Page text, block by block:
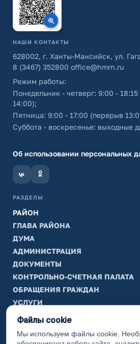
НАШИ КОНТАКТЫ
628002, г. Ханты-Мансийск, ул.
8 (3467) 352800 office@hmrn.ru
Режим работы:
Понедельник - четверг: 9:00 -
14:00);
Пятница: 9:00 - 17:00 (перерыв
Суббота - воскресенье: выходные
Об использовании персональных
РАЗДЕЛЫ
РАЙОН
ГЛАВА РАЙОНА
ДУМА
АДМИНИСТРАЦИЯ
ДОКУМЕНТЫ
КОНТРОЛЬНО-СЧЕТНАЯ ПАЛАТА
ОБРАЩЕНИЯ ГРАЖДАН
УСЛУГИ
ТИК
ИНФОРМАЦИЯ
Файлы cookie
Мы используем файлы cookie.